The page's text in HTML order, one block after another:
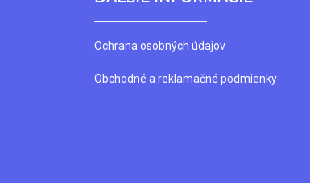
Ochrana osobných údajov
Obchodné a reklamačné podmienky